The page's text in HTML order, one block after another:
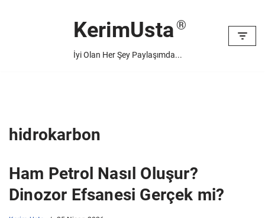
KerimUsta
İyi Olan Her Şey Paylaşımda...
hidrokarbon
Ham Petrol Nasıl Oluşur?
Dinozor Efsanesi Gerçek mi?